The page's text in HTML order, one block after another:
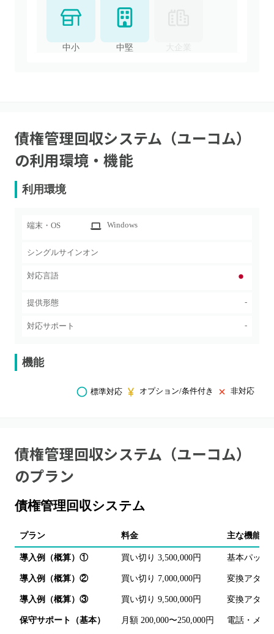
中小 中堅 大企業
債権管理回収システム（ユーコム）
の利用環境・機能
利用環境
端末・OS Windows
シングルサインオン
対応言語
提供形態 -
対応サポート -
機能
標準対応 オプション/条件付き 非対応
債権管理回収システム（ユーコム）
のプラン
債権管理回収システム
プラン 料金 主な機能・
導入例（概算）① 買い切り 3,500,000円 基本パック
導入例（概算）② 買い切り 7,000,000円 変換アダプ
導入例（概算）③ 買い切り 9,500,000円 変換アダプ
保守サポート（基本） 月額 200,000〜250,000円 電話・メー